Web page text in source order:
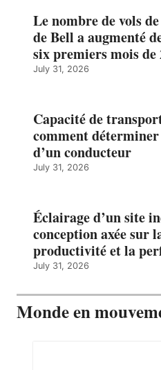
Le nombre de vols
de Bell a augmenté
six premiers mois de
July 31, 2026
Capacité de
comment
d’un conducteur
July 31, 2026
Éclairage d’un site
conception axée sur
productivité et la
July 31, 2026
Monde en